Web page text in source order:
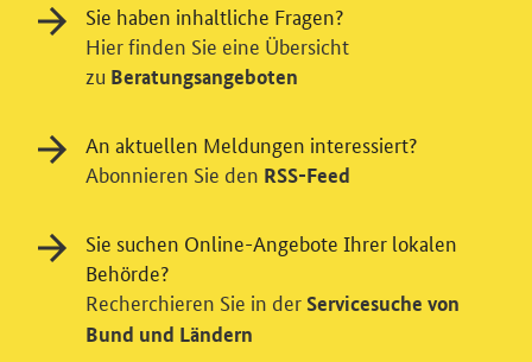
Einwilligung in Tracking und / oder
Videodienst
Wir bitten Sie an dieser Stelle um Ihre Einwilligung für
verschiedene Zusatzdienste unserer Webseite: Wir
Sie haben inhaltliche Fragen?
Hier finden Sie eine Übersicht
zu Beratungsangeboten
An aktuellen Meldungen interessiert?
Abonnieren Sie den RSS-Feed
Sie suchen Online-Angebote Ihrer lokalen
Behörde?
Recherchieren Sie in der Servicesuche von
Bund und Ländern